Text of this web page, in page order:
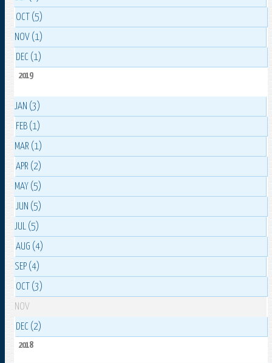
OCT (5)
NOV (1)
DEC (1)
2019
JAN (3)
FEB (1)
MAR (1)
APR (2)
MAY (5)
JUN (5)
JUL (5)
AUG (4)
SEP (4)
OCT (3)
NOV
DEC (2)
2018